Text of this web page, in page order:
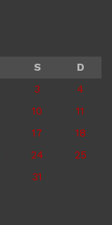
S
D
3
4
10
11
17
18
24
25
31